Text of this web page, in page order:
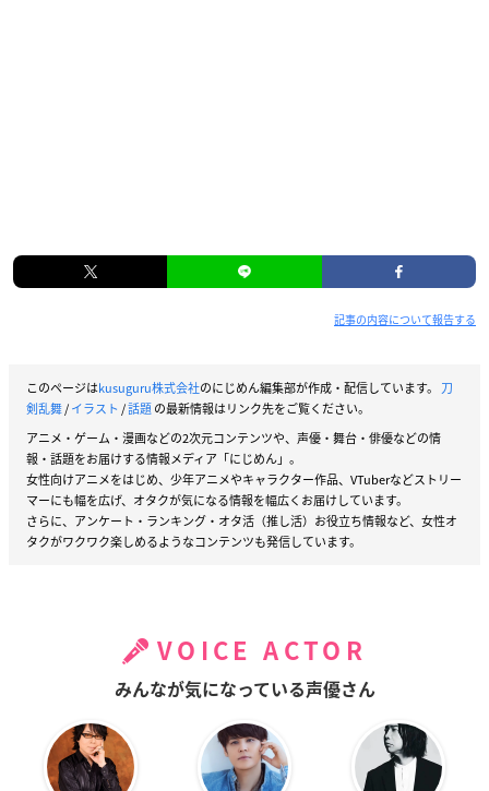
記事の内容について報告する
このページはkusuguru株式会社のにじめん編集部が作成・配信しています。 刀
剣乱舞/イラスト /話題の最新情報はリンク先をご覧ください。
アニメ・ゲーム・漫画などの2次元コンテンツや、声優・舞台・俳優などの情
報・話題をお届けする情報メディア「にじめん」。
女性向けアニメをはじめ、少年アニメやキャラクター作品、VTuberなどストリー
マーにも幅を広げ、オタクが気になる情報を幅広くお届けしています。
さらに、アンケート・ランキング・オタ活（推し活）お役立ち情報など、女性オ
タクがワクワク楽しめるようなコンテンツも発信しています。
VOICE ACTOR
みんなが気になっている声優さん